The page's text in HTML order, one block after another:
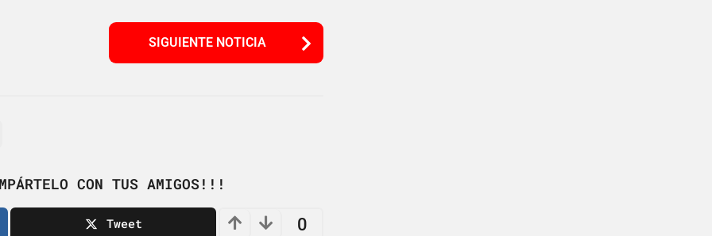
SIGUIENTE NOTICIA
CON TUS AMIGOS!!!
0
Tweet